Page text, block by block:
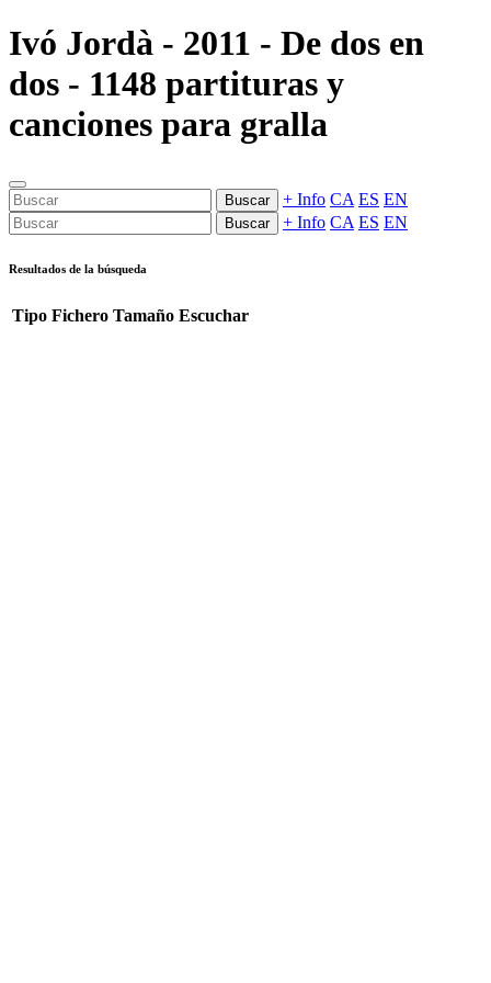
Ivó Jordà - 2011 - De dos en
dos - 1148 partituras y
canciones para gralla
Buscar + Info CA ES EN
Buscar + Info CA ES EN
Resultados de la búsqueda
Tipo Fichero Tamaño Escuchar